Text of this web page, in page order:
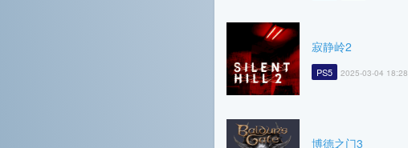
寂静岭2
PS5 2025-03-04 18:28
博德之门3